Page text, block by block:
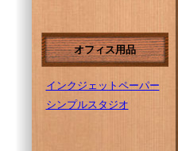
オフィス用品
インクジェットペーパー
シンプルスタジオ